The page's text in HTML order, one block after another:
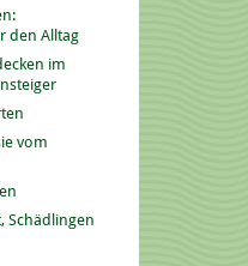
den Alltag
im
vom
Schädlingen